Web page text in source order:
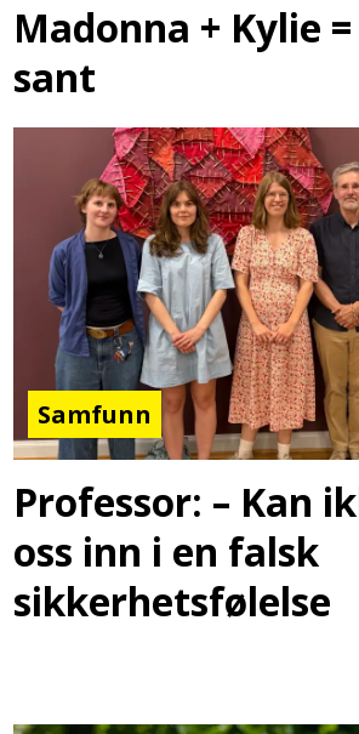
Madonna + Kylie
sant
Samfunn
Professor: – Kan
oss inn i en falsk
sikkerhetsfølelse